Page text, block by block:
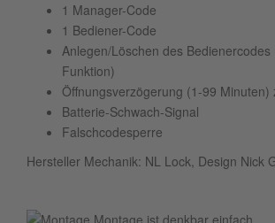
1 Manager-Code
1 Bediener-Code
Anlegen/Löschen des
Funktion)
Öffnungsverzögerung (1-99 Minuten)
Batterie-Schwach-Signal
Falschcodesperre
Hersteller Mechanik: NL Lock, Design Nick
Montage ist denkbar einfach